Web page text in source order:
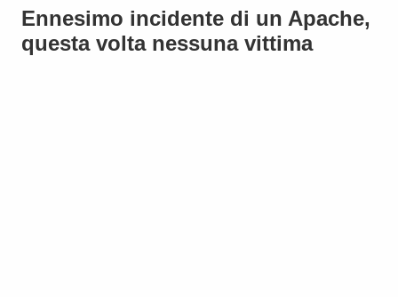
Ennesimo incidente di un Apache,
questa volta nessuna vittima